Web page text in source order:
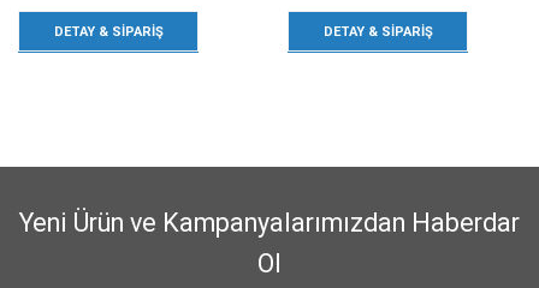
DETAY & SIPARIŞ DETAY & SIPARIŞ
Yeni Ürün ve Kampanyalarımızdan Haberdar
Ol